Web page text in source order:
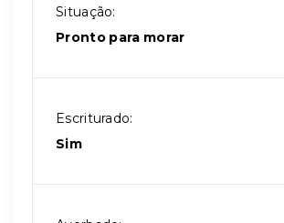
Situação:
Pronto para morar
Escriturado:
Sim